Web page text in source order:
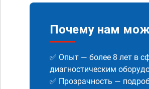
Почему нам
✅ Опыт — более 8 лет в
диагностическим
✅ Прозрачность —